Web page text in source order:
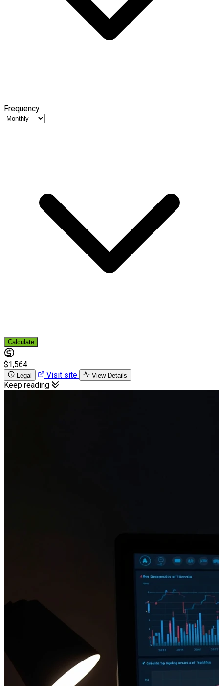
Frequency
Calculate
$1,564
Legal Visit site View Details
Keep reading